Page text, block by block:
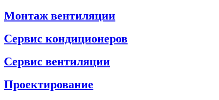
Монтаж вентиляции
Сервис кондиционеров
Сервис вентиляции
Проектирование